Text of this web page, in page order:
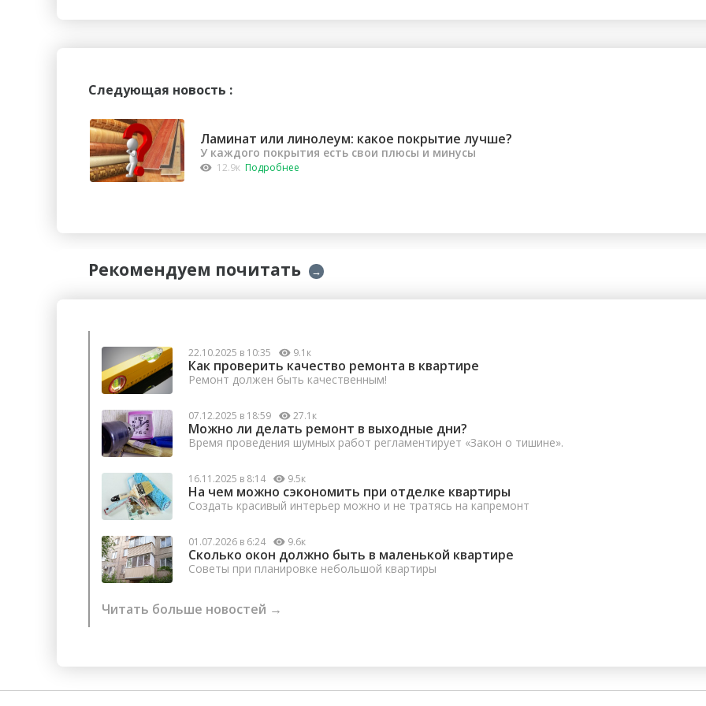
Следующая новость :
Ламинат или линолеум: какое покрытие лучше?
У каждого покрытия есть свои плюсы и минусы
12.9к Подробнее
Рекомендуем почитать →
22.10.2025 в 10:35 9.1к
Как проверить качество ремонта в квартире
Ремонт должен быть качественным!
07.12.2025 в 18:59 27.1к
Можно ли делать ремонт в выходные дни?
Время проведения шумных работ регламентирует «Закон о тишине».
16.11.2025 в 8:14 9.5к
На чем можно сэкономить при отделке квартиры
Создать красивый интерьер можно и не тратясь на капремонт
01.07.2026 в 6:24 9.6к
Сколько окон должно быть в маленькой квартире
Советы при планировке небольшой квартиры
Читать больше новостей →